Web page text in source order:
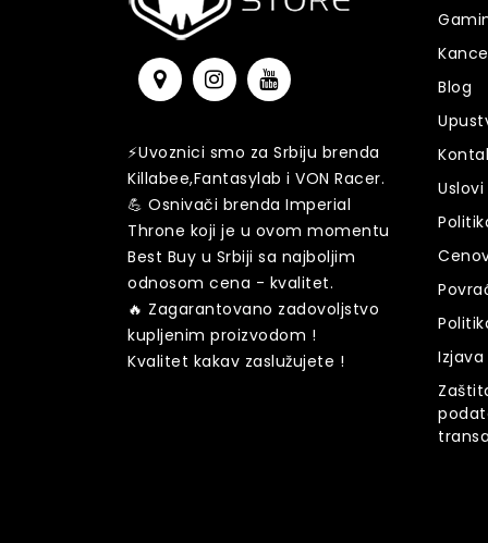
⚡️️Uvoznici smo za Srbiju brenda
Killabee,Fantasylab i VON Racer.
💪 Osnivači brenda Imperial
Throne koji je u ovom momentu
Best Buy u Srbiji sa najboljim
odnosom cena - kvalitet.
🔥 Zagarantovano zadovoljstvo
kupljenim proizvodom !
Kvalitet kakav zaslužujete !
Blog